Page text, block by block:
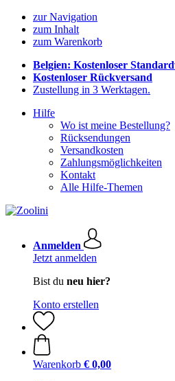
zur Navigation
zum Inhalt
zum Warenkorb
Belgien: Kostenloser
Kostenloser Rückversand
Zustellung in 3 Werktagen.
Hilfe
Wo ist meine Bestellung?
Rücksendungen
Versandkosten
Zahlungsmöglichkeiten
Kontakt
Alle Hilfe-Themen
Anmelden
Jetzt anmelden
Bist du neu hier?
Konto erstellen
Warenkorb € 0,00